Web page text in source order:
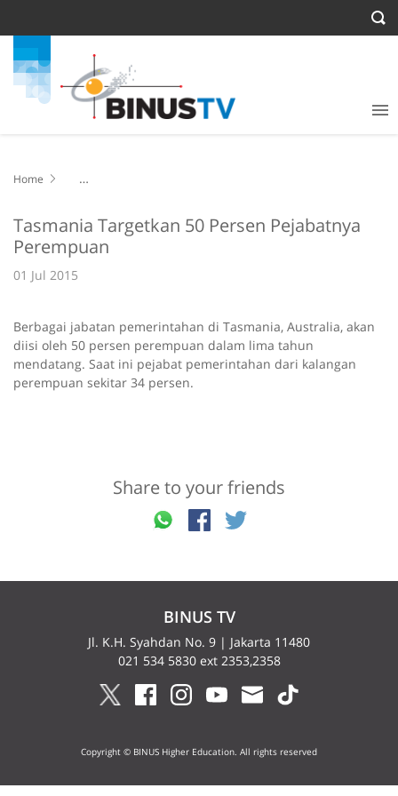
Home
Tasmania Targetkan 50 Persen Pejabatnya
Perempuan
01 Jul 2015
Berbagai jabatan pemerintahan di Tasmania, Australia, akan
diisi oleh 50 persen perempuan dalam lima tahun
mendatang. Saat ini pejabat pemerintahan dari kalangan
perempuan sekitar 34 persen.
Share to your friends
BINUS TV
Jl. K.H. Syahdan No. 9 | Jakarta 11480
021 534 5830 ext 2353,2358
Copyright © BINUS Higher Education. All rights reserved